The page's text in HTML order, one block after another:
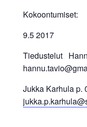
Kokoontumiset:
9.5 2017
Tiedustelut
Jukka Karhula p.